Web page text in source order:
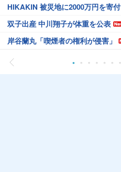
HIKAKIN 被災地に2000万円を寄付
双子出産 中川翔子が体重を公表
岸谷蘭丸「喫煙者の権利が侵害」